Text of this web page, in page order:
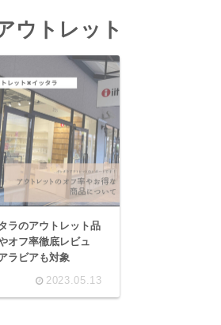
ウトレット
ラのアウトレット品
オフ率徹底レビュ
ラビアも対象
2023.05.13